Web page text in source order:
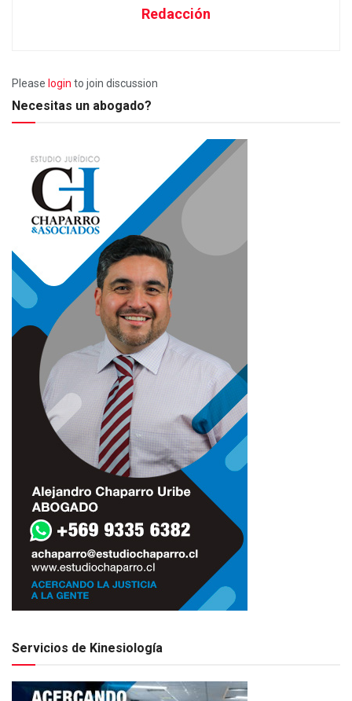
Redacción
Please login to join discussion
Necesitas un abogado?
Servicios de Kinesiología